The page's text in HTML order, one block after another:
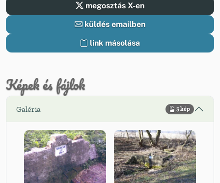
megosztás X-en
küldés emailben
link másolása
Képek és fájlok
Galéria 5 kép